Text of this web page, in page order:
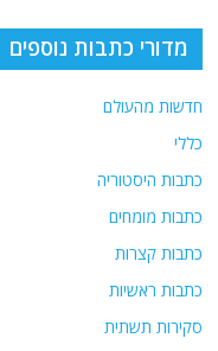
מדורי כתבות נוספים
חדשות מהעולם
כללי
כתבות היסטוריה
כתבות מומחים
כתבות קצרות
כתבות ראשיות
סקירות תשתית